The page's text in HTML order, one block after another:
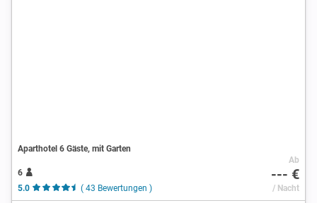
Aparthotel 6 Gäste, mit Garten
6
5.0
( 43 Bewertungen )
Ab
--- €
/ Nacht